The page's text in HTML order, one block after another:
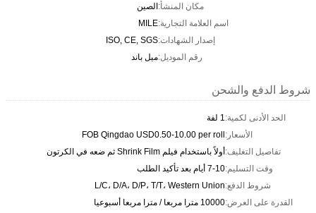
مكان المنشأ:الصين
اسم العلامة التجارية:MILE
إصدار الشهادات:ISO, CE, SGS
رقم الموديل:ميل باند
شروط الدفع والشحن
الحد الأدنى لكمية:1 لفة
الأسعار:FOB Qingdao USD0.50-10.00 per roll
تفاصيل التغليف:أولاً باستخدام فيلم Shrink Film ثم ضعه في الكرتون
وقت التسليم:7-10 أيام بعد تأكيد الطلب
شروط الدفع:L/C، D/A، D/P، T/T، Western Union
القدرة على العرض:10000 مترا مربعا / مترا مربعا أسبوعيا